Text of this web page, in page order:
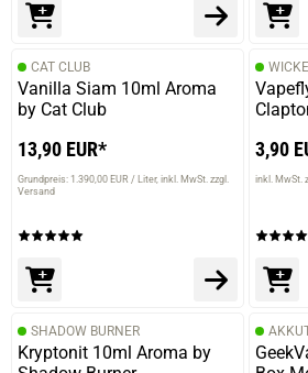
CAT CLUB
Vanilla Siam 10ml Aroma
by Cat Club
13,90 EUR*
Grundpreis: 1.390,00 EUR / Liter inkl. MwSt. zzgl.
Versand
3,90
inkl. MwSt.
SHADOW BURNER
Kryptonit 10ml Aroma by